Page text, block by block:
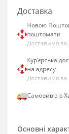
Основні
Доставка
Новою
поштомати
Доставимо за
Кур'єрська
на адресу
Доставимо за
Самовивіз в